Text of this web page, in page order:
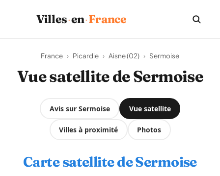
Villes·en·France
France › Picardie › Aisne (02) › Sermoise
Vue satellite de Sermoise
Avis sur Sermoise Vue satellite
Villes à proximité Photos
Carte satellite de Sermoise